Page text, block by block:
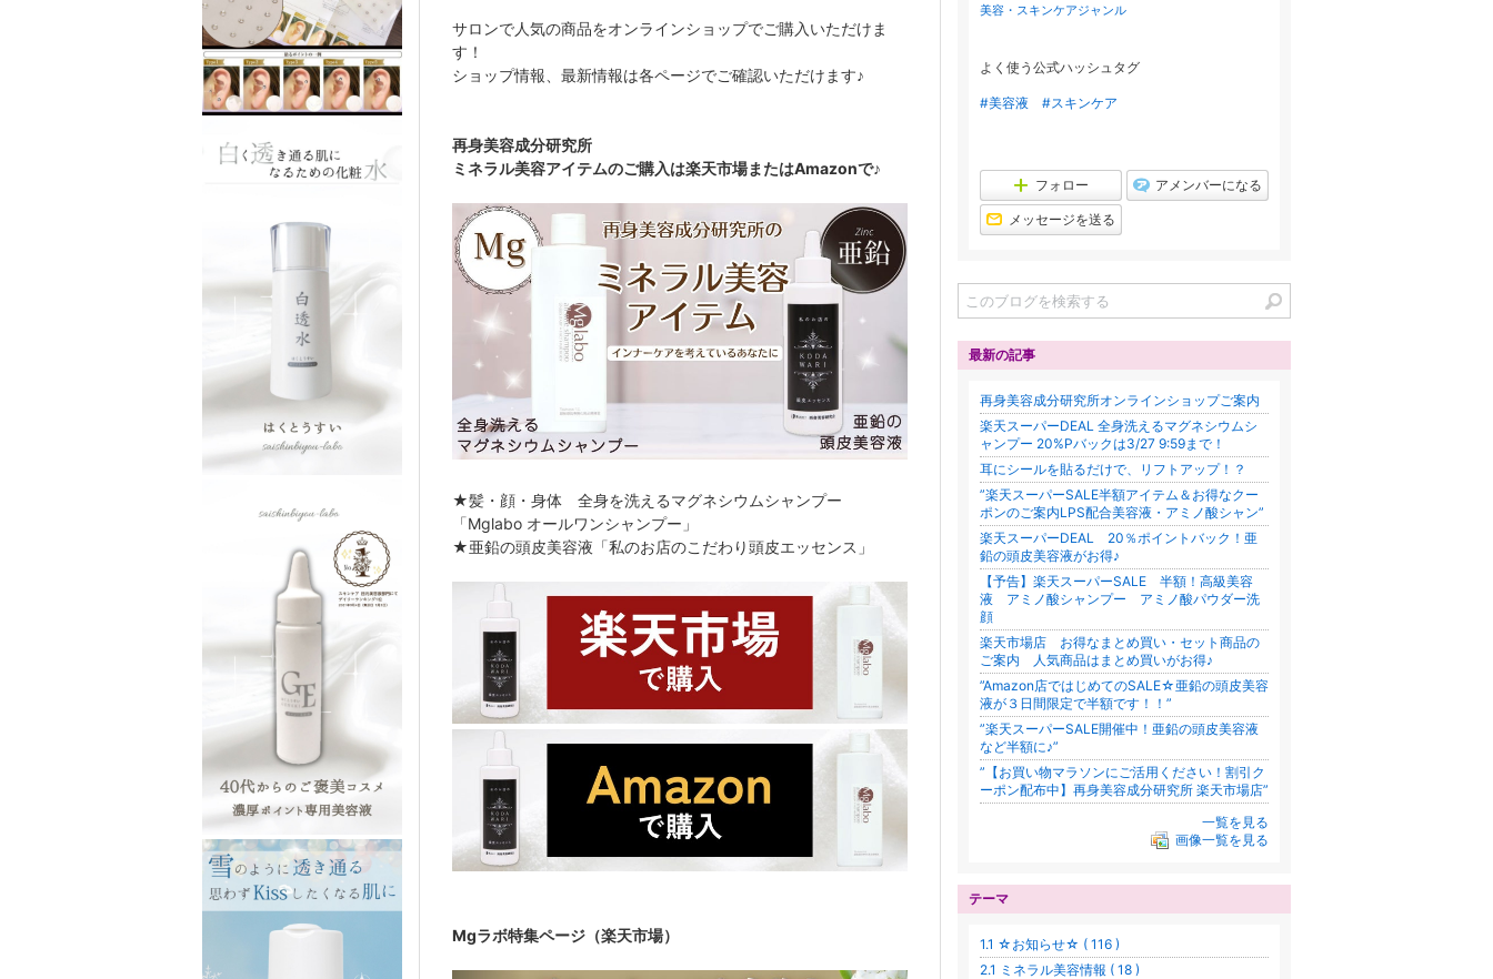
サロンで人気の商品をオンラインショップでご購入いただけま
す！
ショップ情報、最新情報は各ページでご確認いただけます♪
再身美容成分研究所
ミネラル美容アイテムのご購入は楽天市場またはAmazonで♪
★髪・顔・身体 全身を洗えるマグネシウムシャンプー
「Mglabo オールワンシャンプー」
★亜鉛の頭皮美容液「私のお店のこだわり頭皮エッセンス」
Mgラボ特集ページ（楽天市場）
美容・スキンケアジャンル
よく使う公式ハッシュタグ
#美容液 #スキンケア
フォロー アメンバーになる
メッセージを送る
最新の記事
再身美容成分研究所オンラインショップご案内
楽天スーパーDEAL 全身洗えるマグネシウムシ
ャンプー 20%Pバックは3/27 9:59まで！
耳にシールを貼るだけで、リフトアップ！？
”楽天スーパーSALE半額アイテム＆お得なクー
ポンのご案内LPS配合美容液・アミノ酸シャン”
楽天スーパーDEAL 20％ポイントバック！亜
鉛の頭皮美容液がお得♪
【予告】楽天スーパーSALE 半額！高級美容
液 アミノ酸シャンプー アミノ酸パウダー洗
顔
楽天市場店 お得なまとめ買い・セット商品の
ご案内 人気商品はまとめ買いがお得♪
”Amazon店ではじめてのSALE☆亜鉛の頭皮美容
液が３日間限定で半額です！！”
”楽天スーパーSALE開催中！亜鉛の頭皮美容液
など半額に♪”
”【お買い物マラソンにご活用ください！割引ク
ーポン配布中】再身美容成分研究所 楽天市場店”
一覧を見る
画像一覧を見る
テーマ
1.1 ☆お知らせ☆ ( 116 )
2.1 ミネラル美容情報 ( 18 )